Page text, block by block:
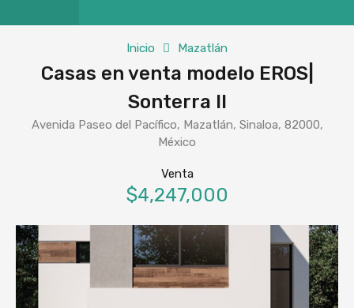
Inicio Mazatlán
Casas en venta modelo EROS|
Sonterra ll
Avenida Paseo del Pacífico, Mazatlán, Sinaloa, 82000,
México
Venta
$4,247,000